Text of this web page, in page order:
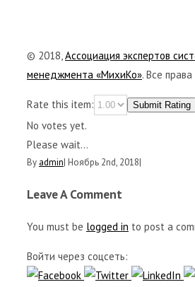
© 2018,Ассоциация экспертов
менеджмента «МихиКо». Все
Rate this item: Submit Rating
No votes yet.
Please wait...
By admin| Ноябрь 2nd, 2018|
Leave A Comment
You must be logged in to post a
Войти через соцсеть: